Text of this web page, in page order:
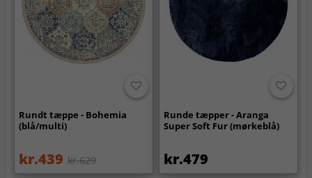
Rundt tæppe - Bohemia
(blå/multi)
kr.439 kr.629
Runde tæpper - Aranga
Super Soft Fur (mørkeblå)
kr.479